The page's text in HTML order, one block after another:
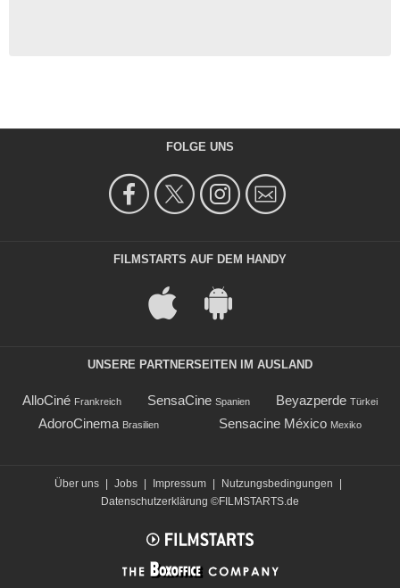
FOLGE UNS
FILMSTARTS AUF DEM HANDY
UNSERE PARTNERSEITEN IM AUSLAND
AlloCiné Frankreich SensaCine Spanien Beyazperde Türkei
AdoroCinema Brasilien Sensacine México Mexiko
Über uns | Jobs | Impressum | Nutzungsbedingungen
|
Datenschutzerklärung ©FILMSTARTS.de